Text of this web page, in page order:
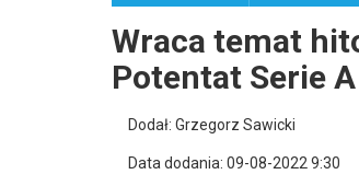
Wraca temat
Potentat Serie
Dodał: Grzegorz Sawicki
Data dodania: 09-08-2022 9:30